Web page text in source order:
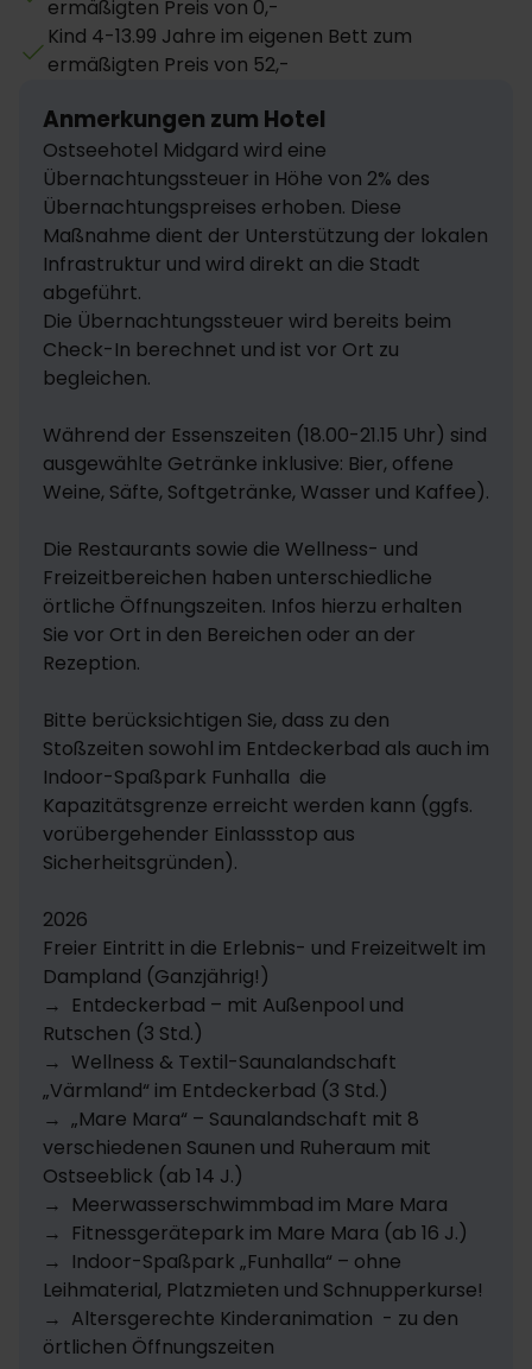
Lichteffekten und Rutschzeitmessung, Breitrutsche,
Kinderpool, laserprojiziertes Polarlicht und
Schwitzhütten-Wikingerdorf Värmland (Saunadorf)
das Värmland täglich als textile Familiensauna
nutzbar
Familientreff: Hier stehen besonders die kleinen
Gäste an erster Stelle. Basteln, malen, spielen,
singen, tolle Aktionen und vieles mehr – gemeinsam
mit anderen Kindern und dem Animationsteam.
Abwechslungsreiches Veranstaltungsprogramm mit
Live Musik, DJ, Strandprogramm, Sport,
Kinderaktivitäten und vielem mehr (saisonal).
Wakeboard- und Wasserski-Anlage sowie
Wikingergolf mit 18 Themen-Bahnen.
ausgeliehen werden und es finden zahlreiche
Schnupperkurse statt.
Eine Reitmöglichkeit gibt es ca. 1 km und einen
Golfplatz ca. 20 km entfernt.
Es gibt eine Fahrrad- und Strandkorbvermietung
(Saisonal) gegen Gebühr.
Mare Mara: Entspannt wird in der Saunalandschaft
mit 8 verschiedenen Saunen mit Ruheraum mit
Meerblick und Entspannungspool oder schwimmen
Sie in unserem Meerwasserschwimmbad (Mo.-Fr. ab
16 Uhr und Sa.+So. sowie Feiertage von 12:30 Uhr bis
19.30 Uhr. Der Fitnessgerätepark mit Ostseeblick
steht zu bestimmten Trainingszeiten zur Verfügung:
Mo.-Fr. 17:15 Uhr bis 21:00 Uhr und Sa + So. 14.15 Uhr bis
19.00 Uhr.
Es gibt gegen eine tägliche Gebühr Parkplätze direkt
beim Hotel, und Sie haben während Ihres
Hotelaufenthaltes WLAN.
Zimmer
Die neu renovierten Doppelzimmer des Hotels
bieten eine saubere Gemütlichkeit und sind je nach
Zimmerkategorie mit einem Twinbed (getrennte
Betten) oder mit einem Doppelbett, mit eigenem
Bad und Toilette, Flachbildschirm-Fernseher, Balkon
ermäßigten Preis von 0,-
Kind 4-13.99 Jahre im eigenen Bett zum
ermäßigten Preis von 52,-
Anmerkungen zum Hotel
Ostseehotel Midgard wird eine
Übernachtungssteuer in Höhe von 2% des
Übernachtungspreises erhoben. Diese
Maßnahme dient der Unterstützung der lokalen
Infrastruktur und wird direkt an die Stadt
abgeführt.
Die Übernachtungssteuer wird bereits beim
Check-In berechnet und ist vor Ort zu
begleichen.
Während der Essenszeiten (18.00-21.15 Uhr) sind
ausgewählte Getränke inklusive: Bier, offene
Weine, Säfte, Softgetränke, Wasser und Kaffee).
Die Restaurants sowie die Wellness- und
Freizeitbereichen haben unterschiedliche
örtliche Öffnungszeiten. Infos hierzu erhalten
Sie vor Ort in den Bereichen oder an der
Rezeption.
Bitte berücksichtigen Sie, dass zu den
Stoßzeiten sowohl im Entdeckerbad als auch im
Indoor-Spaßpark Funhalla  die
Kapazitätsgrenze erreicht werden kann (ggfs.
vorübergehender Einlassstop aus
Sicherheitsgründen).
2026
Freier Eintritt in die Erlebnis- und Freizeitwelt im
Dampland (Ganzjährig!)
→  Entdeckerbad – mit Außenpool und
Rutschen (3 Std.)
→  Wellness & Textil-Saunalandschaft
„Värmland“ im Entdeckerbad (3 Std.)
→  „Mare Mara“ – Saunalandschaft mit 8
verschiedenen Saunen und Ruheraum mit
Ostseeblick (ab 14 J.)
→  Meerwasserschwimmbad im Mare Mara
→  Fitnessgerätepark im Mare Mara (ab 16 J.)
→  Indoor-Spaßpark „Funhalla“ – ohne
Leihmaterial, Platzmieten und Schnupperkurse!
→  Altersgerechte Kinderanimation  - zu den
örtlichen Öffnungszeiten